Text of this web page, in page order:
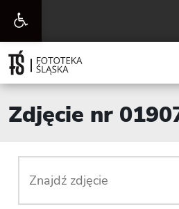
Otwórz
pasek
narzędzi
Zdjęcie nr